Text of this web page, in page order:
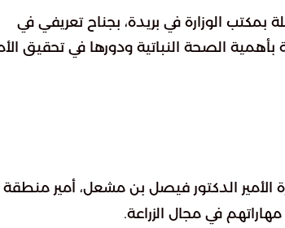
بمكتب الوزارة في بريدة، بجناح تعريفي في
الصحة النباتية ودورها في تحقيق
الأمير الدكتور فيصل بن مشعل، أمير منطقة
في مجال الزراعة.